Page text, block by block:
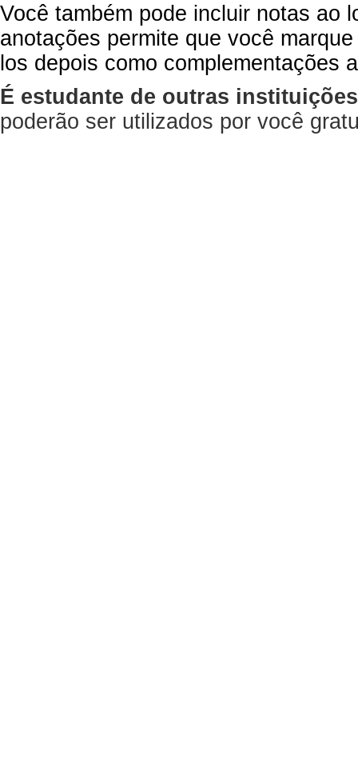
Você também pode incluir notas ao
anotações permite que você
los depois como complementações
É estudante de outras
poderão ser utilizados por você